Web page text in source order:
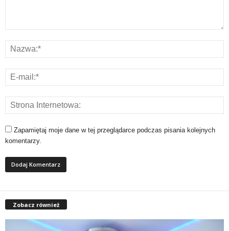
Zapamiętaj moje dane w tej przeglądarce podczas pisania kolejnych
komentarzy.
Zobacz również